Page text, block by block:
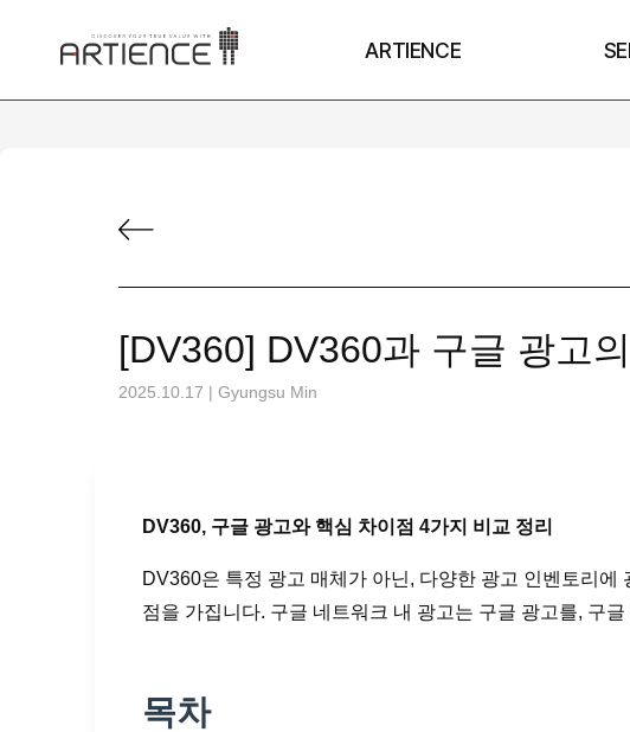
ARTIENCE
[DV360] DV360과 구글 광고
2025.10.17 | Gyungsu Min
DV360, 구글 광고와 핵심 차이점 4가지 비교 정리
DV360은 특정 광고 매체가 아닌, 다양한 광고 인벤토리에
점을 가집니다. 구글 네트워크 내 광고는 구글 광고를, 구
목차